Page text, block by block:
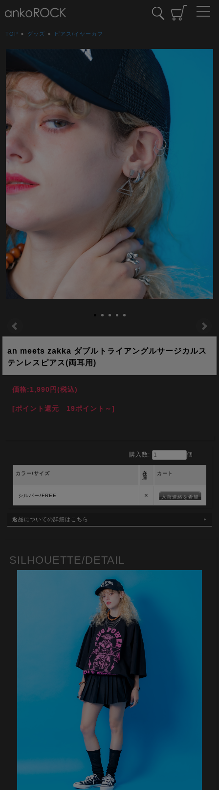
TOP > グッズ > ピアス/イヤーカフ
an meets zakka ダブルトライアングルサージカルス
テンレスピアス(両耳用)
価格:1,990円(税込)
[ポイント還元 19ポイント～]
購入数: 個
カラー/サイズ
在
庫
カート
シルバー/FREE × 入荷連絡を希望
返品についての詳細はこちら
SILHOUETTE/DETAIL